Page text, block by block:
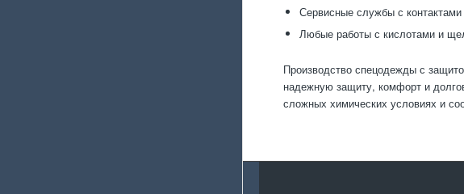
Сервисные службы с
Любые работы с кислотами и
Производство спецодежды с
надежную защиту, комфорт и
сложных химических условиях и